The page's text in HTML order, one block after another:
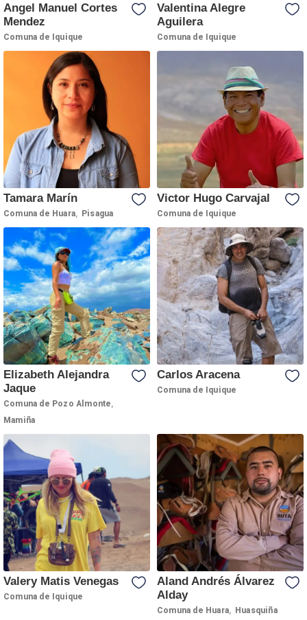
Angel Manuel Cortes
Mendez
Comuna de Iquique
Valentina Alegre
Aguilera
Comuna de Iquique
Tamara Marín
Comuna de Huara Pisagua
Victor Hugo Carvajal
Comuna de Iquique
Elizabeth Alejandra
Jaque
Comuna de Pozo Almonte
Mamiña
Carlos Aracena
Comuna de Iquique
Valery Matis Venegas
Comuna de Iquique
Aland Andrés Álvarez
Alday
Comuna de Huara Huasquiña